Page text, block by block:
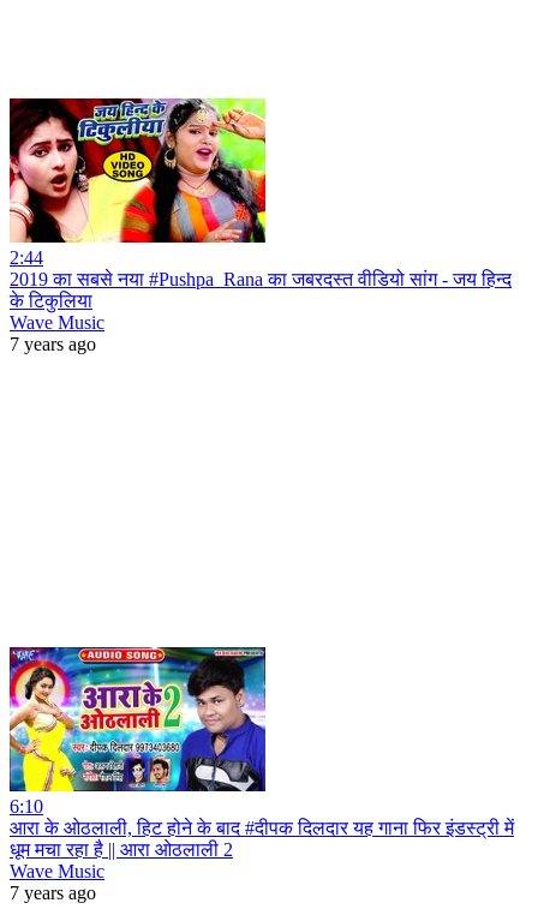
2:44
2019 का सबसे नया #Pushpa_Rana का जबरदस्त वीडियो सांग - जय हिन्द
के टिकुलिया
Wave Music
7 years ago
6:10
आरा के ओठलाली, हिट होने के बाद #दीपक दिलदार यह गाना फिर इंडस्ट्री में
धूम मचा रहा है || आरा ओठलाली 2
Wave Music
7 years ago